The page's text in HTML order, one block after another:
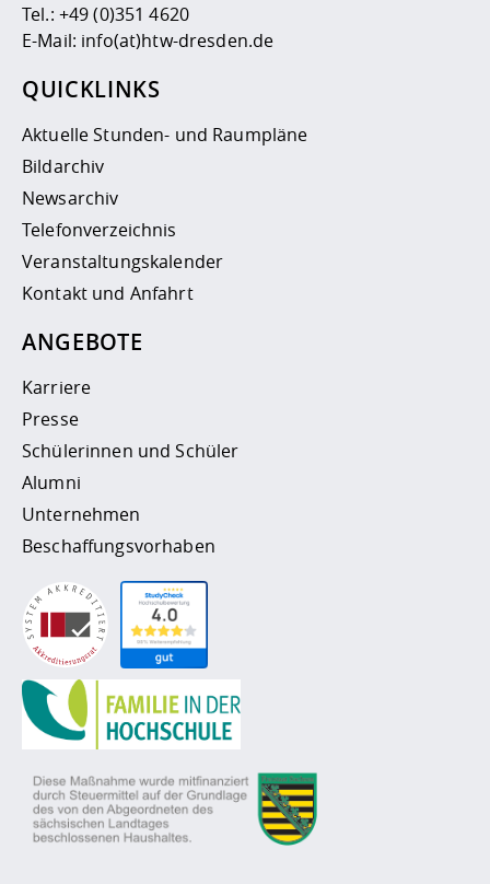
Tel.: +49 (0)351 4620
E-Mail: info(at)htw-dresden.de
QUICKLINKS
Aktuelle Stunden- und Raumpläne
Bildarchiv
Newsarchiv
Telefonverzeichnis
Veranstaltungskalender
Kontakt und Anfahrt
ANGEBOTE
Karriere
Presse
Schülerinnen und Schüler
Alumni
Unternehmen
Beschaffungsvorhaben